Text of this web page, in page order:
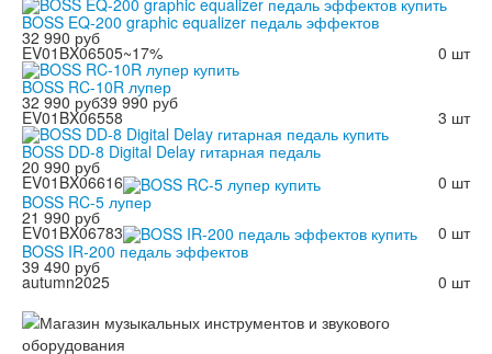
BOSS EQ-200 graphic equalizer педаль эффектов
32 990 руб
0 шт
EV01BX06505~17%
BOSS RC-10R лупер
32 990 руб39 990 руб
3 шт
EV01BX06558
BOSS DD-8 Digital Delay гитарная педаль
20 990 руб
0 шт
EV01BX06616
BOSS RC-5 лупер
21 990 руб
0 шт
EV01BX06783
BOSS IR-200 педаль эффектов
39 490 руб
0 шт
autumn2025